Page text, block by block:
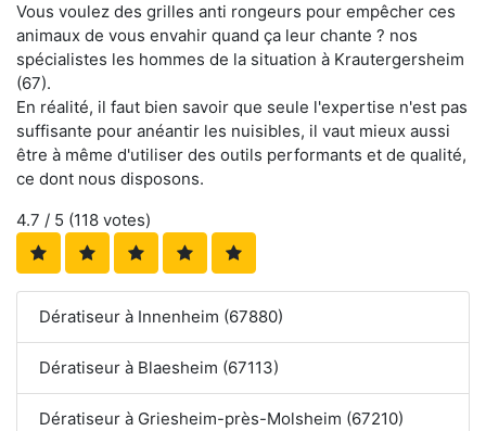
Vous voulez des grilles anti rongeurs pour empêcher ces
animaux de vous envahir quand ça leur chante ? nos
spécialistes les hommes de la situation à Krautergersheim
(67).
En réalité, il faut bien savoir que seule l'expertise n'est pas
suffisante pour anéantir les nuisibles, il vaut mieux aussi
être à même d'utiliser des outils performants et de qualité,
ce dont nous disposons.
4.7 / 5 (118 votes)
Dératiseur à Innenheim (67880)
Dératiseur à Blaesheim (67113)
Dératiseur à Griesheim-près-Molsheim (67210)